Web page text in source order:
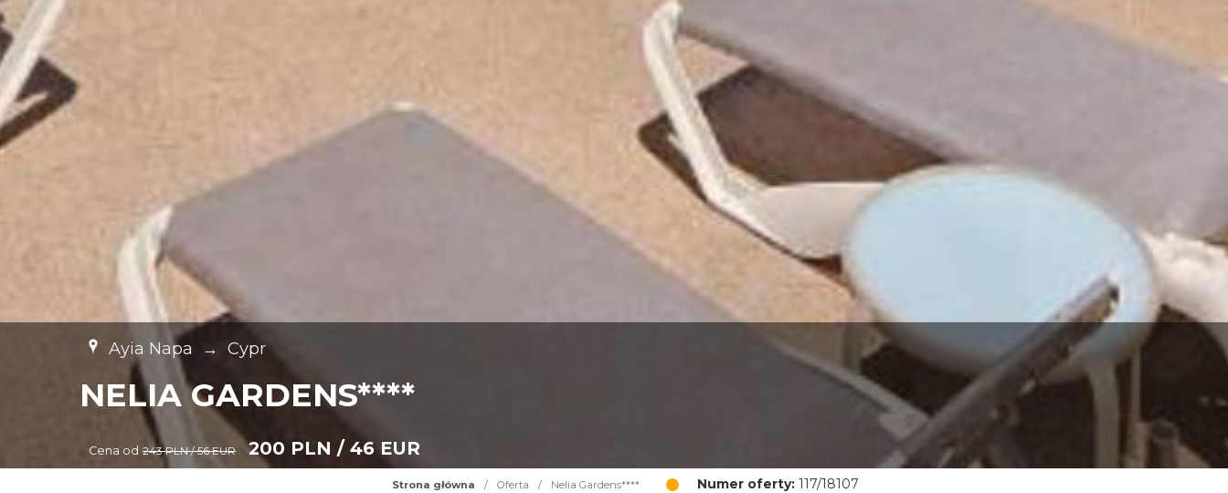
Ayia Napa → Cypr
NELIA GARDENS****
Cena od 243 PLN / 56 EUR 200 PLN / 46 EUR
Strona główna / Oferta / Nelia Gardens**** Numer oferty: 117/18107